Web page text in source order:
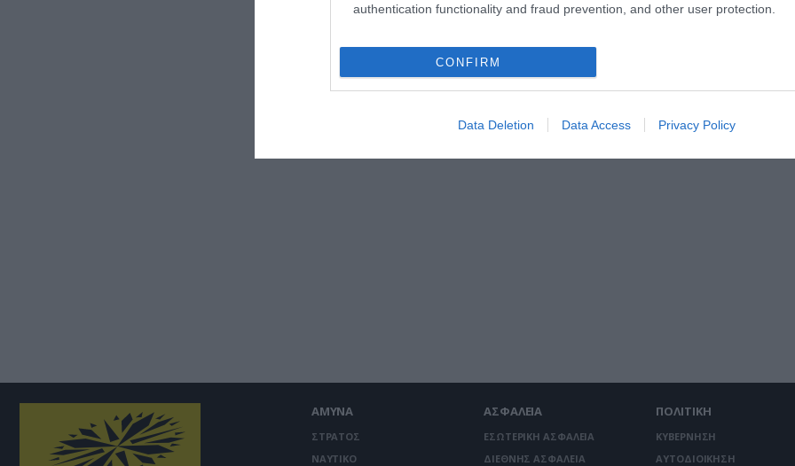
authentication functionality and fraud prevention, and other user protection.
CONFIRM
Data Deletion Data Access Privacy Policy
ΑΜΥΝΑ
ΣΤΡΑΤΟΣ
ΝΑΥΤΙΚΟ
ΑΣΦΑΛΕΙΑ
ΕΣΩΤΕΡΙΚΗ ΑΣΦΑΛΕΙΑ
ΔΙΕΘΝΗΣ ΑΣΦΑΛΕΙΑ
ΠΟΛΙΤΙΚΗ
ΚΥΒΕΡΝΗΣΗ
ΑΥΤΟΔΙΟΙΚΗΣΗ